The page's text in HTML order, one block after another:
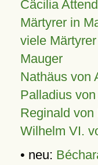
Cäcilia
Märtyrer in
viele
Mauger
Nathäus von
Palladius
Reginald von
Wilhelm VI.
• neu: